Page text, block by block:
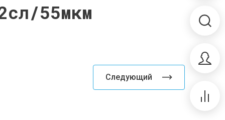
55мкм
Следующий